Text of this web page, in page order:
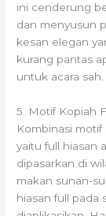
ini cenderung
dan menyusun
kesan elegan
kurang pantas
untuk acara sah.
5. Motif Kopiah
Kombinasi
yaitu full hiasan
dipasarkan di
makan sunan-
hiasan full pada